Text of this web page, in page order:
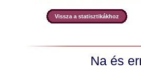
Vissza a statisztikákhoz
Na és